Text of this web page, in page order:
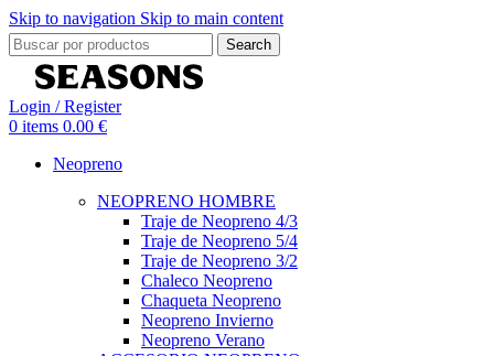
Skip to navigation Skip to main content
Search
Login / Register
0 items 0.00 €
Neopreno
NEOPRENO HOMBRE
Traje de Neopreno 4/3
Traje de Neopreno 5/4
Traje de Neopreno 3/2
Chaleco Neopreno
Chaqueta Neopreno
Neopreno Invierno
Neopreno Verano